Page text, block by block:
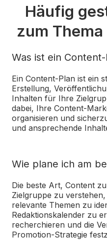
Häufig
zum
Was ist ein Content-
Ein Content-Plan ist ein
Erstellung,
Inhalten für Ihre
dabei, Ihre Content-
organisieren und
und ansprechende
Wie plane ich am
Die beste Art, Content
Zielgruppe zu
relevante Themen zu
Redaktionskalender zu
recherchieren und die
Promotion-Strategie